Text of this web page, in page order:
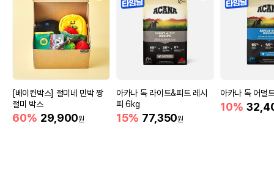
[베이컨박스] 절미네 민박 짱
절미 박스
60% 29,900원
아카나 독 라이트&피트 레시
피 6kg
15% 77,350원
아카나 독 어덜
10%